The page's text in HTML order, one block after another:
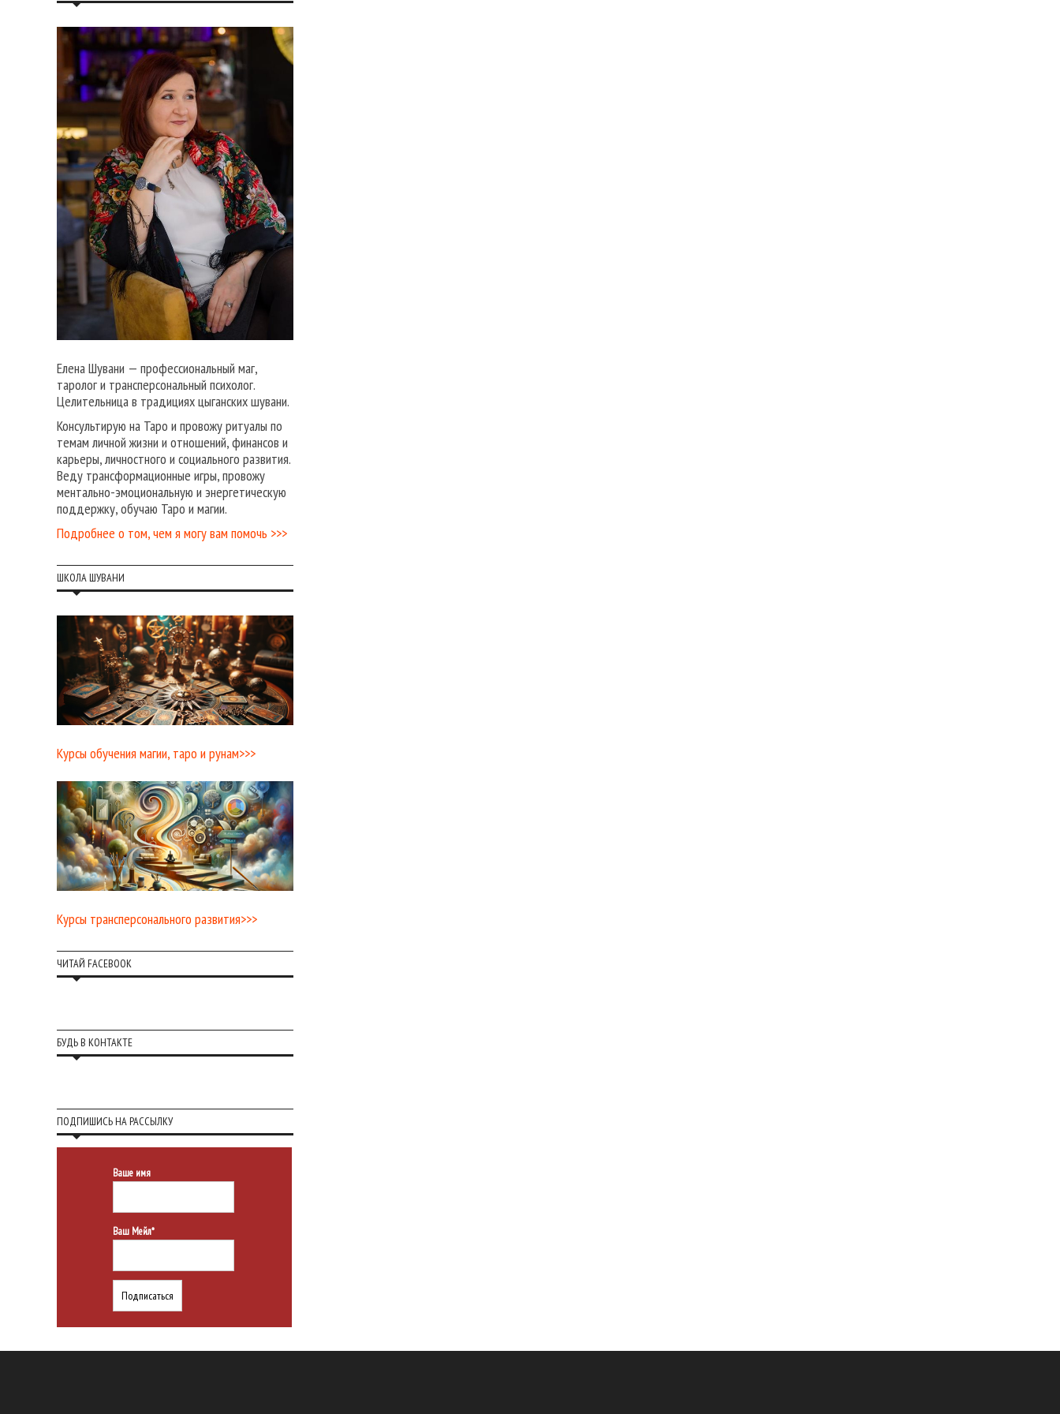
Елена Шувани — профессиональный маг,
таролог и трансперсональный психолог.
Целительница в традициях цыганских шувани.
Консультирую на Таро и провожу ритуалы по
темам личной жизни и отношений, финансов и
карьеры, личностного и социального развития.
Веду трансформационные игры, провожу
ментально-эмоциональную и энергетическую
поддержку, обучаю Таро и магии.
Подробнее о том, чем я могу вам помочь >>>
ШКОЛА ШУВАНИ
Курсы обучения магии, таро и рунам>>>
Курсы трансперсонального развития>>>
ЧИТАЙ FACEBOOK
БУДЬ В КОНТАКТЕ
ПОДПИШИСЬ НА РАССЫЛКУ
Ваше имя
Ваш Мейл*